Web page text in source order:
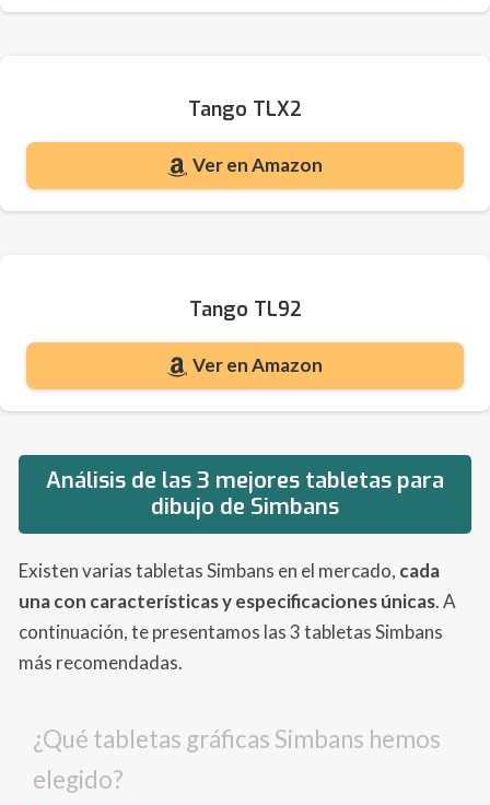
Tango TLX2
Ver en Amazon
Tango TL92
Ver en Amazon
Análisis de las 3 mejores tabletas para
dibujo de Simbans
Existen varias tabletas Simbans en el mercado, cada
una con características y especificaciones únicas. A
continuación, te presentamos las 3 tabletas Simbans
más recomendadas.
¿Qué tabletas gráficas Simbans hemos
elegido?